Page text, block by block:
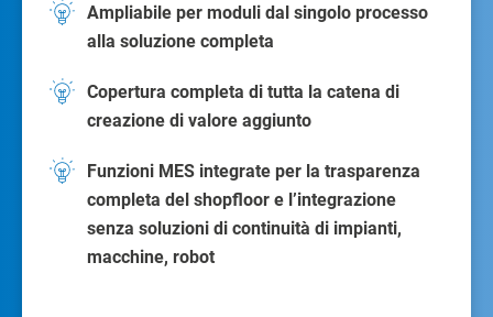
Ampliabile per moduli dal singolo processo
alla soluzione completa
Copertura completa di tutta la catena di
creazione di valore aggiunto
Funzioni MES integrate per la trasparenza
completa del shopfloor e l’integrazione
senza soluzioni di continuità di impianti,
macchine, robot